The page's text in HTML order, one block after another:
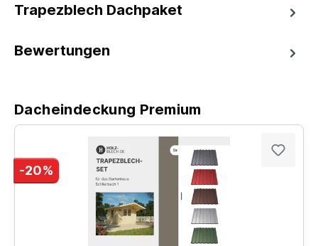
Trapezblech Dachpaket
Bewertungen
Dacheindeckung Premium
-20%